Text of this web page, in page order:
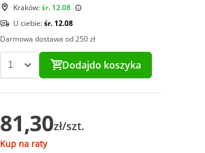
Kraków:śr. 12.08
U ciebie:śr. 12.08
Darmowa dostawa od 250 zł
Dodajdo koszyka
81,30zł/szt.
Kup na raty